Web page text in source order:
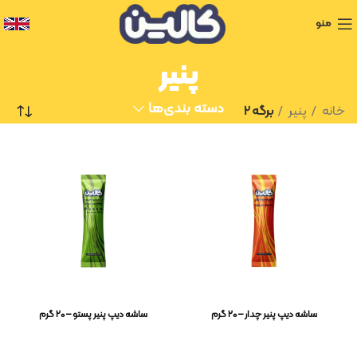
منو
پنیر
دسته بندی‌ها خانه پنیر برگه 2
ساشه دیپ پنیر چدار – ۲۰ گرم ساشه دیپ پنیر پستو – ۲۰ گرم